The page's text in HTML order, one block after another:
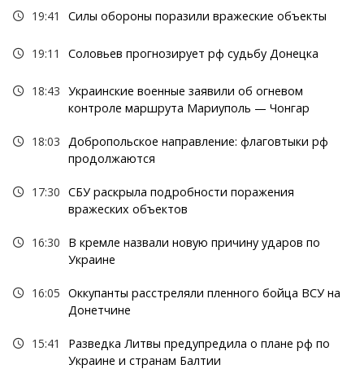
19:41 Силы обороны поразили вражеские объекты
19:11 Соловьев прогнозирует рф судьбу Донецка
18:43 Украинские военные заявили об огневом
контроле маршрута Мариуполь — Чонгар
18:03
Добропольское направление: флаговтыки рф
продолжаются
17:30 СБУ раскрыла подробности поражения
вражеских объектов
16:30
В кремле назвали новую причину ударов по
Украине
16:05 Оккупанты расстреляли пленного бойца ВСУ на
Донетчине
15:41
Разведка Литвы предупредила о плане рф по
Украине и странам Балтии